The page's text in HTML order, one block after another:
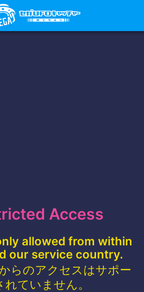
Access
allowed from within
our service country.
らのアクセスはサポー
れていません。